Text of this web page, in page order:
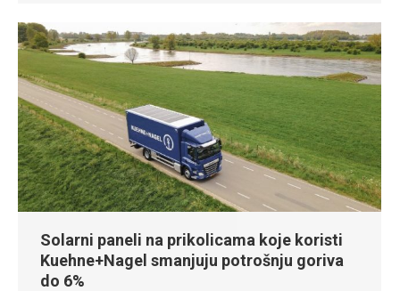
Solarni paneli na prikolicama koje koristi
Kuehne+Nagel smanjuju potrošnju goriva
do 6%